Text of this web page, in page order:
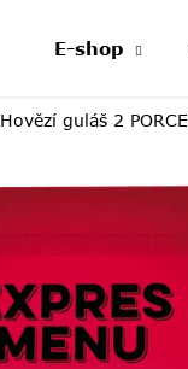
E-shop
Hovězí guláš 2 PORCE